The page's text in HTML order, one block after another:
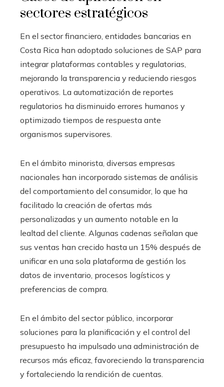
sectores estratégicos
En el sector financiero, entidades bancarias en
Costa Rica han adoptado soluciones de SAP para
integrar plataformas contables y regulatorias,
mejorando la transparencia y reduciendo riesgos
operativos. La automatización de reportes
regulatorios ha disminuido errores humanos y
optimizado tiempos de respuesta ante
organismos supervisores.
En el ámbito minorista, diversas empresas
nacionales han incorporado sistemas de análisis
del comportamiento del consumidor, lo que ha
facilitado la creación de ofertas más
personalizadas y un aumento notable en la
lealtad del cliente. Algunas cadenas señalan que
sus ventas han crecido hasta un 15% después de
unificar en una sola plataforma de gestión los
datos de inventario, procesos logísticos y
preferencias de compra.
En el ámbito del sector público, incorporar
soluciones para la planificación y el control del
presupuesto ha impulsado una administración de
recursos más eficaz, favoreciendo la transparencia
y fortaleciendo la rendición de cuentas.